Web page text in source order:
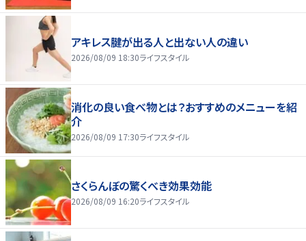
アキレス腱が出る人と出ない人の違い
2026/08/09 18:30ライフスタイル
消化の良い食べ物とは？おすすめのメニューを紹
介
2026/08/09 17:30ライフスタイル
さくらんぼの驚くべき効果効能
2026/08/09 16:20ライフスタイル